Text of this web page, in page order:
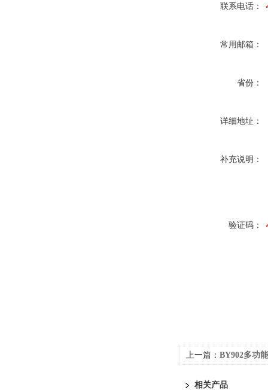
联系电话：
常用邮箱：
省份：
详细地址：
补充说明：
验证码：
上一篇： BY902多功
相关产品